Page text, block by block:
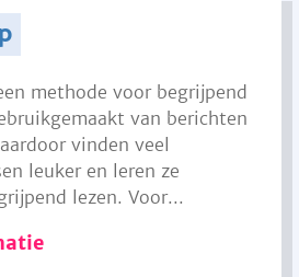
methode voor begrijpend
van berichten
vinden veel
leuker en leren ze
lezen. Voor...